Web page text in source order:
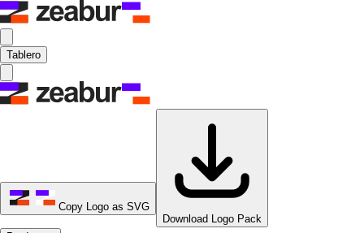
Tablero
Copy Logo as SVG
Download Logo Pack